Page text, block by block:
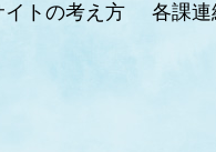
イトの考え方 各課連